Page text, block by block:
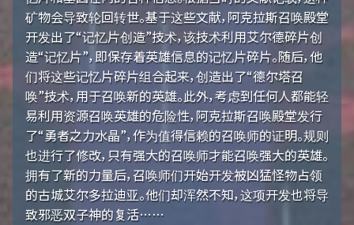
矿物会导致轮回转世。基于这些文献，阿克拉斯召唤殿堂
开发出了“记忆片创造”技术，该技术利用艾尔德碎片创
造“记忆片”，即保存着英雄信息的记忆片碎片。随后，他
们将这些记忆片碎片组合起来，创造出了“德尔塔召
唤”技术，用于召唤新的英雄。此外，考虑到任何人都能轻
易利用资源召唤英雄的危险性，阿克拉斯召唤殿堂发行
了“勇者之力水晶”，作为值得信赖的召唤师的证明。规则
也进行了修改，只有强大的召唤师才能召唤强大的英雄。
拥有了新的力量后，召唤师们开始开发被凶猛怪物占领
的古城艾尔多拉迪亚。他们却浑然不知，这项开发也将导
致邪恶双子神的复活……